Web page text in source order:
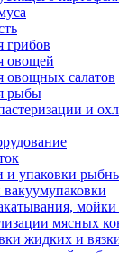
грибов
овощей
овощных салатов
рыбы
и
и упаковки
мясных
жидких и